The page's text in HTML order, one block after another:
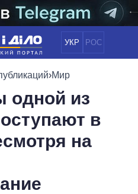
УКР РОС
ПОЛИТИКА
ЭКОНОМИКА
ОБЩЕСТВО
›Мир
одной из
в
на